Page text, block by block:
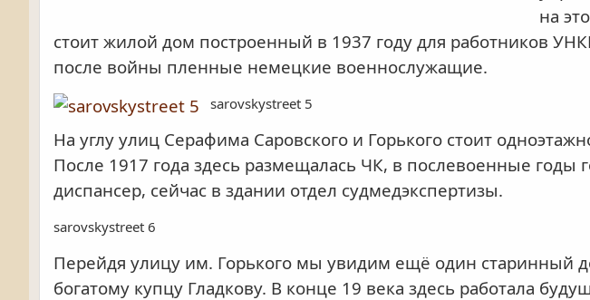
на
стоит жилой дом построенный в 1937 году для работников
после войны пленные немецкие военнослужащие.
sarovskystreet 5
На углу улиц Серафима Саровского и Горького стоит
После 1917 года здесь размещалась ЧК, в послевоенные годы
диспансер, сейчас в здании отдел судмедэкспертизы.
sarovskystreet 6
Перейдя улицу им. Горького мы увидим ещё один старинный
богатому купцу Гладкову. В конце 19 века здесь работала